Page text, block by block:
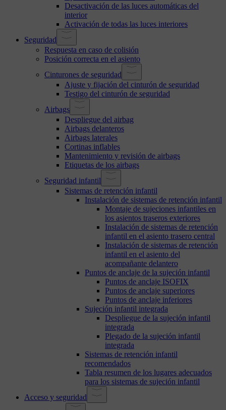
Desactivación de las luces automáticas del
interior
Activación de todas las luces interiores
Seguridad
Respuesta en caso de colisión
Posición correcta en el asiento
Cinturones de seguridad
Ajuste y fijación del cinturón de seguridad
Testigo del cinturón de seguridad
Airbags
Despliegue del airbag
Airbags delanteros
Airbags laterales
Cortinas inflables
Mantenimiento y revisión de airbags
Etiquetas de los airbags
Seguridad infantil
Sistemas de retención infantil
Instalación de sistemas de retención infantil
Montaje de sujeciones infantiles en
los asientos traseros exteriores
Instalación de sistemas de retención
infantil en el asiento trasero central
Instalación de sistemas de retención
infantil en el asiento del
acompañante delantero
Puntos de anclaje de la sujeción infantil
Puntos de anclaje ISOFIX
Puntos de anclaje superiores
Puntos de anclaje inferiores
Sujeción infantil integrada
Despliegue de la sujeción infantil
integrada
Plegado de la sujeción infantil
integrada
Sistemas de retención infantil
recomendados
Tabla resumen de los lugares adecuados
para los sistemas de sujeción infantil
Acceso y seguridad